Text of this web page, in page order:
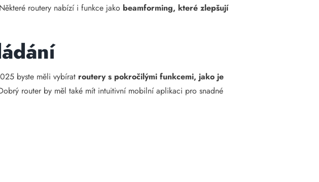
routery nabízí i funkce jako beamforming, které zlepšují
byste měli vybírat routery s pokročilými funkcemi, jako je
router by měl také mít intuitivní mobilní aplikaci pro snadné